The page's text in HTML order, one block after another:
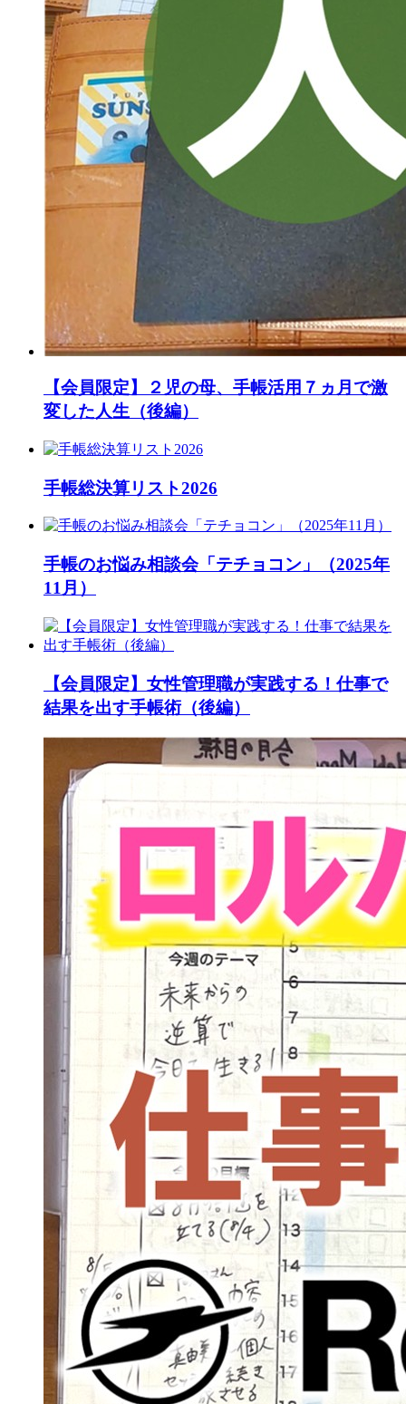
【会員限定】２児の母、手帳活用７ヵ月で激
変した人生（後編）
手帳総決算リスト2026
手帳のお悩み相談会「テチョコン」（2025年
11月）
【会員限定】女性管理職が実践する！仕事で
結果を出す手帳術（後編）